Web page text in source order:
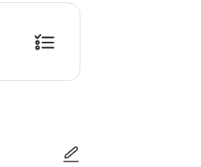
분 (옵션에 따라 소요 시간이 다를 수